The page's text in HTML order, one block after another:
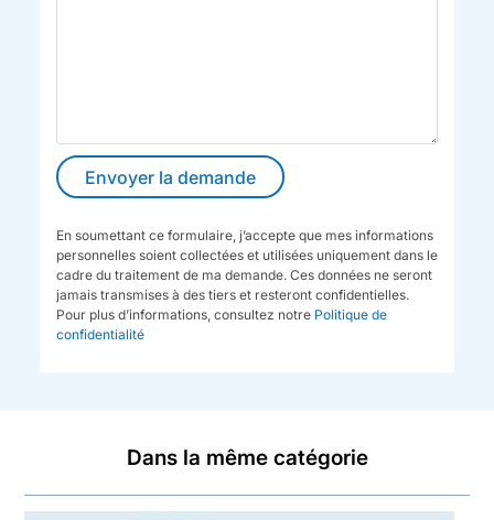
En soumettant ce formulaire, j’accepte que mes informations
personnelles soient collectées et utilisées uniquement dans le
cadre du traitement de ma demande. Ces données ne seront
jamais transmises à des tiers et resteront confidentielles.
Pour plus d’informations, consultez notre Politique de
confidentialité
Dans la même catégorie